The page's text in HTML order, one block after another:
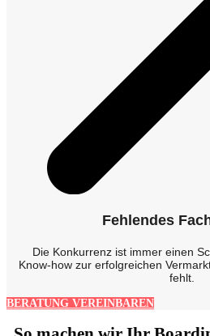
Fehlendes
Die Konkurrenz ist immer einen
Know-how zur erfolgreichen
fehlt.
BERATUNG VEREINBAREN